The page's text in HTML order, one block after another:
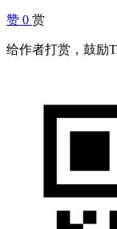
赞 0 赏
给作者打赏，鼓励